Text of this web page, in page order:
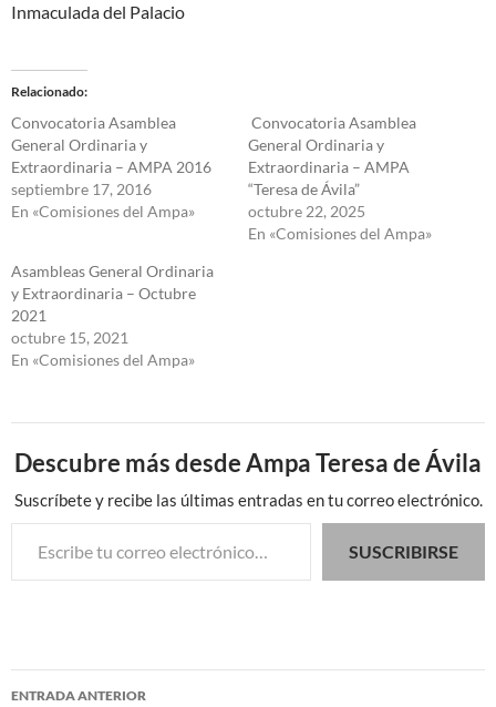
Inmaculada del Palacio
Relacionado
Convocatoria Asamblea
General Ordinaria y
Extraordinaria – AMPA 2016
septiembre 17, 2016
En «Comisiones del Ampa»
️ Convocatoria Asamblea
General Ordinaria y
Extraordinaria – AMPA
“Teresa de Ávila”
octubre 22, 2025
En «Comisiones del Ampa»
Asambleas General Ordinaria
y Extraordinaria – Octubre
2021
octubre 15, 2021
En «Comisiones del Ampa»
Descubre más desde Ampa Teresa de Ávila
Suscríbete y recibe las últimas entradas en tu correo electrónico.
Escribe tu correo electrónico…
SUSCRIBIRSE
Navegación
ENTRADA ANTERIOR